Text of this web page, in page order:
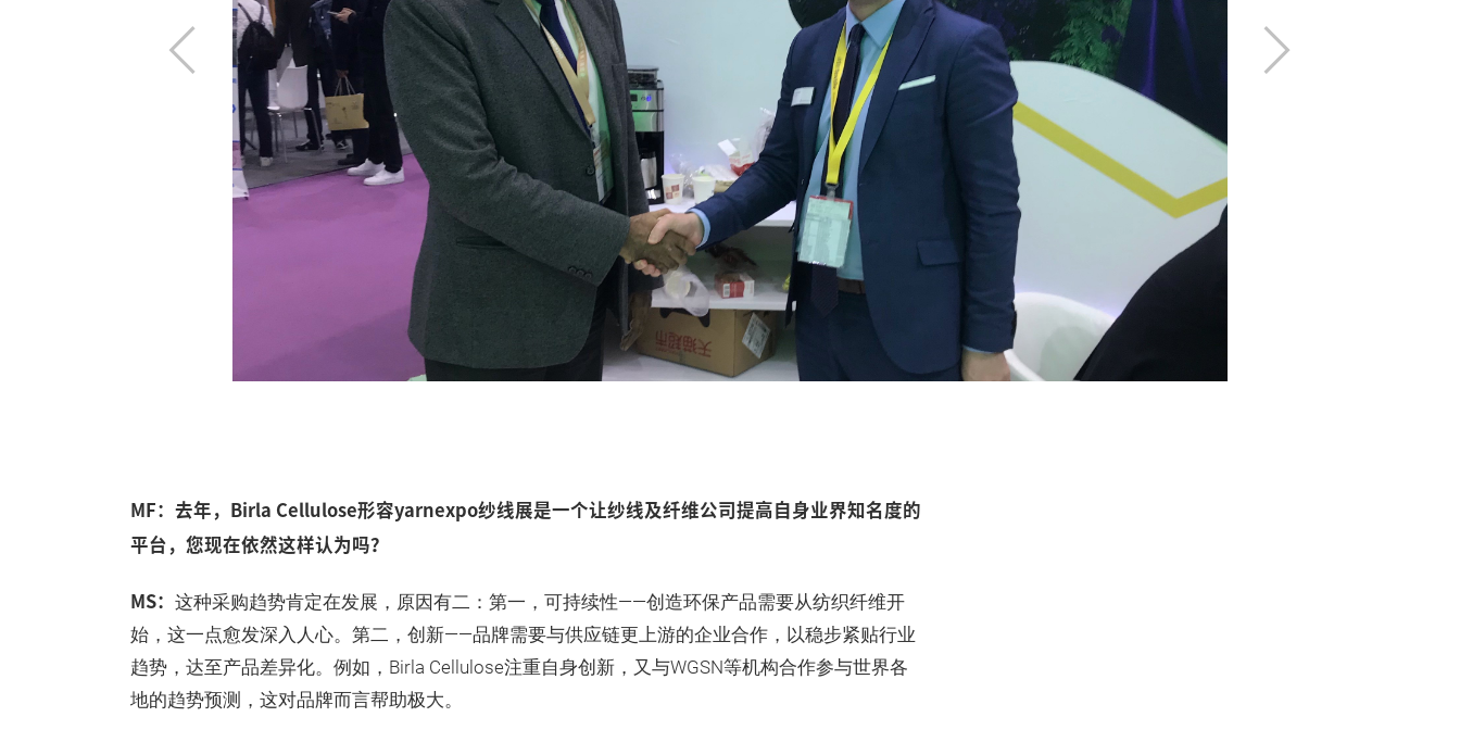
上
下
MF：去年，Birla Cellulose形容yarnexpo纱线展是一个让纱线及纤维公司提高自身业界知名度的
平台，您现在依然这样认为吗？
MS： 这种采购趋势肯定在发展，原因有二：第一，可持续性——创造环保产品需要从纺织纤维开
始，这一点愈发深入人心。第二，创新——品牌需要与供应链更上游的企业合作，以稳步紧贴行业
趋势，达至产品差异化。例如，Birla Cellulose注重自身创新，又与WGSN等机构合作参与世界各
地的趋势预测，这对品牌而言帮助极大。